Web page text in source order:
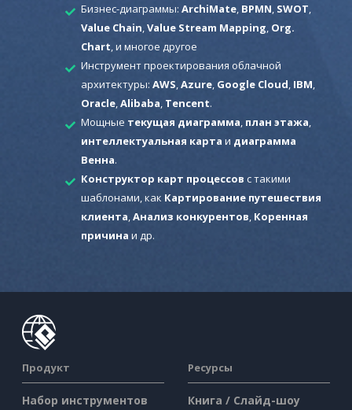
Бизнес-диаграммы: ArchiMate, BPMN SWOT
Value Chain Value Stream Mapping Org.
Chart , и многое другое
Инструмент проектирования облачной
архитектуры: AWS Azure, Google Cloud IBM
Oracle, Alibaba Tencent.
Мощные текущая диаграмма план этажа
интеллектуальная карта и диаграмма
Венна.
Конструктор карт процессов с такими
шаблонами, как Картирование путешествия
клиента Анализ конкурентов Коренная
причина и др.
Продукт
Набор инструментов
Ресурсы
Книга / Слайд-шоу